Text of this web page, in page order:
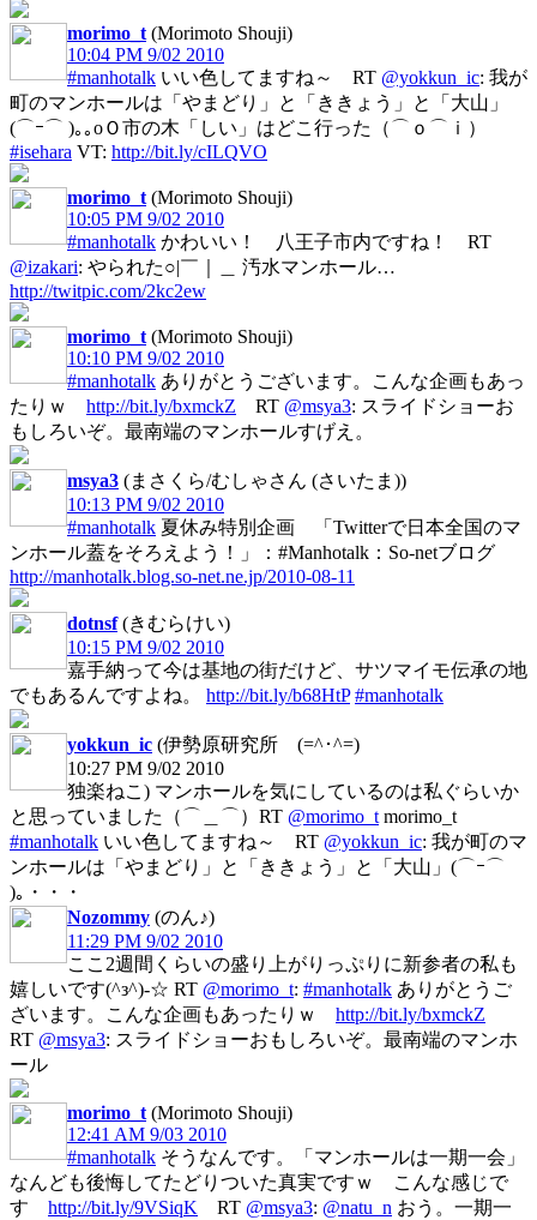
morimo_t (Morimoto Shouji)
10:04 PM 9/02 2010
#manhotalk いい色してますね～ RT @yokkun_ic: 我が
町のマンホールは「やまどり」と「ききょう」と「大山」
(⌒ｰ⌒ )｡｡oＯ市の木「しい」はどこ行った（⌒ｏ⌒ｉ）
#isehara VT: http://bit.ly/cILQVO
morimo_t (Morimoto Shouji)
10:05 PM 9/02 2010
#manhotalk かわいい！ 八王子市内ですね！ RT
@izakari: やられた○|￣｜＿ 汚水マンホール…
http://twitpic.com/2kc2ew
morimo_t (Morimoto Shouji)
10:10 PM 9/02 2010
#manhotalk ありがとうございます。こんな企画もあっ
たりｗ http://bit.ly/bxmckZ RT @msya3: スライドショーお
もしろいぞ。最南端のマンホールすげえ。
msya3 (まさくら/むしゃさん (さいたま))
10:13 PM 9/02 2010
#manhotalk 夏休み特別企画 「Twitterで日本全国のマ
ンホール蓋をそろえよう！」：#Manhotalk：So-netブログ
http://manhotalk.blog.so-net.ne.jp/2010-08-11
dotnsf(きむらけい)
10:15 PM 9/02 2010
嘉手納って今は基地の街だけど、サツマイモ伝承の地
でもあるんですよね。 http://bit.ly/b68HtP #manhotalk
yokkun_ic (伊勢原研究所 (=^･^=)
10:27 PM 9/02 2010
独楽ねこ) マンホールを気にしているのは私ぐらいか
と思っていました（⌒＿⌒）RT @morimo_t morimo_t
#manhotalk いい色してますね～ RT @yokkun_ic: 我が町のマ
ンホールは「やまどり」と「ききょう」と「大山」(⌒ｰ⌒
)｡・・・
Nozommy (のん♪)
11:29 PM 9/02 2010
ここ2週間くらいの盛り上がりっぷりに新参者の私も
嬉しいです(^з^)-☆ RT @morimo_t: #manhotalk ありがとうご
ざいます。こんな企画もあったりｗ http://bit.ly/bxmckZ
RT @msya3: スライドショーおもしろいぞ。最南端のマンホ
ール
morimo_t (Morimoto Shouji)
12:41 AM 9/03 2010
#manhotalk そうなんです。「マンホールは一期一会」
なんども後悔してたどりついた真実ですｗ こんな感じで
す http://bit.ly/9VSiqK RT @msya3: @natu_n おう。一期一